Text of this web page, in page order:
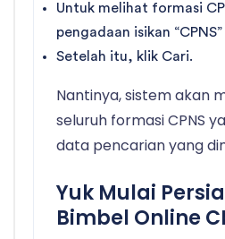
Untuk melihat formasi
pengadaan isikan “CPNS”
Setelah itu, klik Cari.
Nantinya, sistem akan
seluruh formasi CPNS
data pencarian yang
Yuk Mulai
Bimbel Online